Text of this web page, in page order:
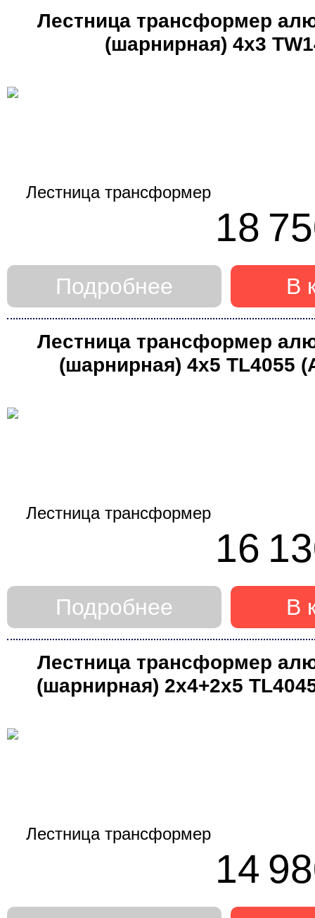
Лестница трансформер
(шарнирная) 4х3
18
В
Подробнее
Лестница трансформер
(шарнирная) 4х5 TL4055
16
В
Подробнее
Лестница трансформер
(шарнирная) 2х4+2х5
14